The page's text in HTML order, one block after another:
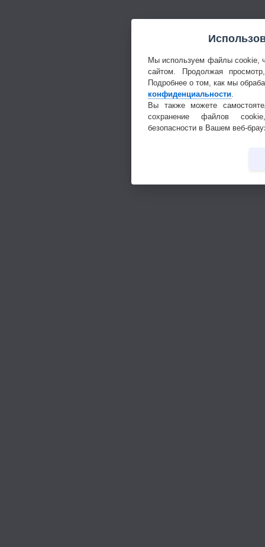
Мы используем файлы cookie,
сайтом. Продолжая
Подробнее о том, как мы
конфиденциальности.
Вы также можете
сохранение файлов
безопасности в Вашем веб-